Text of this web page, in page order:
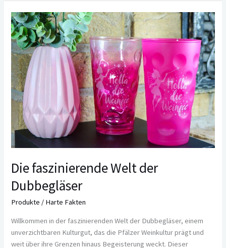
Die faszinierende Welt der
Dubbegläser
Produkte / Harte Fakten
Willkommen in der faszinierenden Welt der Dubbegläser, einem
unverzichtbaren Kulturgut, das die Pfälzer Weinkultur prägt und
weit über ihre Grenzen hinaus Begeisterung weckt. Dieser
Die
faszinierende
Welt
der
Dubbegläser